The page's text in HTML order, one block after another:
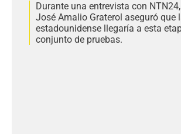
Durante una entrevista con
José Amalio Graterol aseguró que
estadounidense llegaría a esta
conjunto de pruebas.